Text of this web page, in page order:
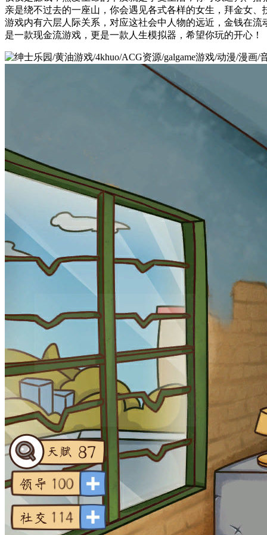
亲是绕不过去的一座山，你会遇见各式各样的女生，拜金女
游戏内有六层人际关系，对应这社会中人物的远近，金钱在
是一款现金流游戏，更是一款人生模拟器，希望你玩的开心！